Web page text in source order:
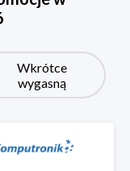
Wkrótce
wygasną